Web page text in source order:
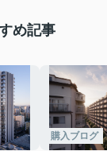
め記事
購入ブログ